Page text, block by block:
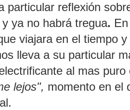
particular reflexión
ya no habrá tregua.
viajara en el tiempo
lleva a su particular
al mas puro
lejos", momento en el